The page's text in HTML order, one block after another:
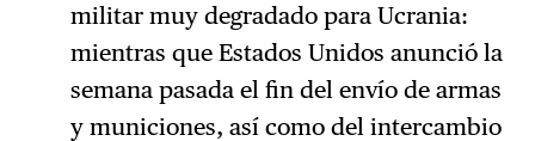
militar muy degradado para Ucrania:
mientras que Estados Unidos anunció la
semana pasada el fin del envío de armas
y municiones, así como del intercambio